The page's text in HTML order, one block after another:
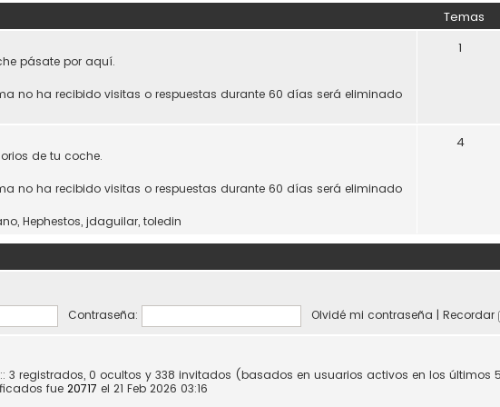
Temas
pásate por aquí.
no ha recibido visitas o respuestas durante 60 días será eliminado
1
de tu coche.
no ha recibido visitas o respuestas durante 60 días será eliminado
, Hephestos, jdaguilar, toledin
4
Contraseña: Olvidé mi contraseña | Recordar
3 registrados, 0 ocultos y 338 invitados (basados en usuarios activos en los últimos
fue 20717 el 21 Feb 2026 03:16